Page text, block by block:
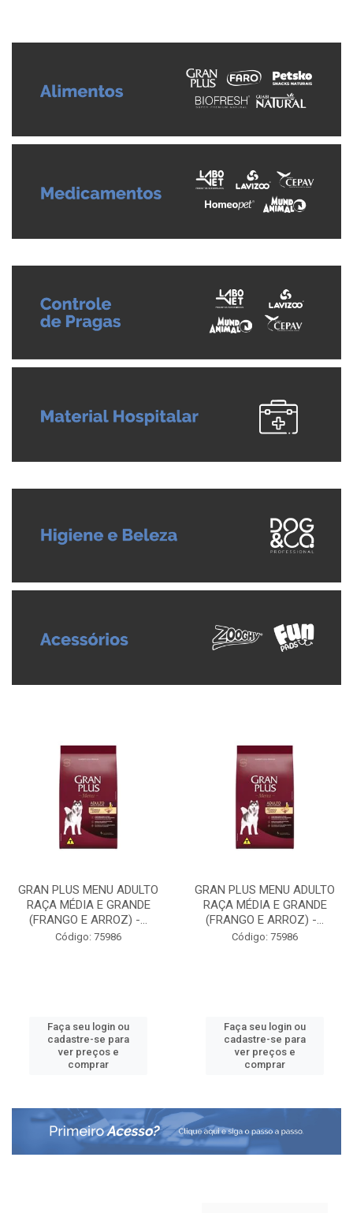
GRAN PLUS MENU ADULTO
RAÇA MÉDIA E GRANDE
(FRANGO E ARROZ) -...
Código: 75986
Faça seu login ou
cadastre-se para
ver preços e
comprar
GRAN PLUS MENU ADULTO
RAÇA MÉDIA E GRANDE
(FRANGO E ARROZ) -...
Código: 75986
Faça seu login ou
cadastre-se para
ver preços e
comprar